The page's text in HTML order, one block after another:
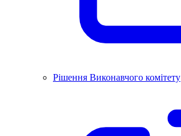
Рішення Виконавчого комітету